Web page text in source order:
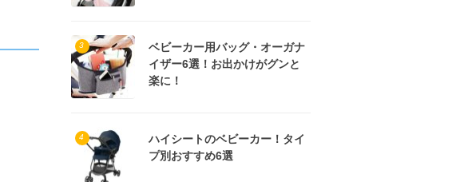
3
ベビーカー用バッグ・オーガナ
イザー6選！お出かけがグンと
楽に！
4
ハイシートのベビーカー！タイ
プ別おすすめ6選